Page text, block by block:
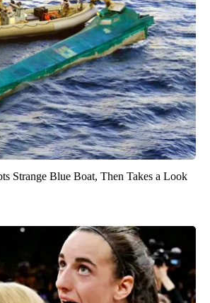
Strange Blue Boat, Then Takes a Look